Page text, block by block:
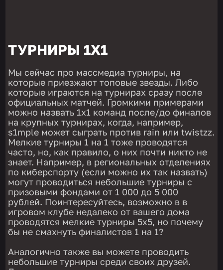
ТУРНИРЫ 1Х1
Мы сейчас про массмедиа турниры, на
которые приезжают топовые звезды. Либо
которые играются на турнирах сразу после
официальных матчей. Громкими примерами
можно назвать 1х1 команд после/до финалов
на крупных турнирах, когда, например,
s1mple может сыграть против rain или twistzz.
Мелкие турниры 1 на 1 тоже проводятся
часто, но, как правило, о них почти никто не
знает. Например, в региональных отделениях
по киберспорту (если можно их так назвать)
могут проводиться небольшие турниры с
призовыми фондами от 1 000 до 5 000
рублей. Поинтересуйтесь, возможно в в
игровом клубе недалеко от вашего дома
проводятся мелкие турниры 5х5, но почему
бы не смахнуть финалистов 1 на 1?
Аналогично также вы можете проводить
небольшие турниры среди своих друзей.